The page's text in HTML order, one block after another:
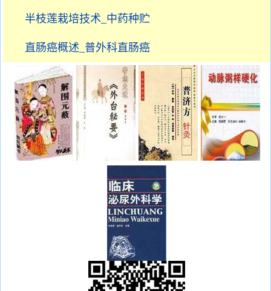
半枝莲栽培技术_中药种贮
直肠癌概述_普外科直肠癌